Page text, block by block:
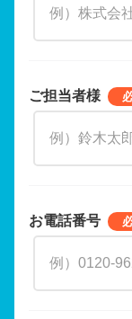
ご担当者様
お電話番号